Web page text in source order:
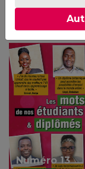
Numéro 13